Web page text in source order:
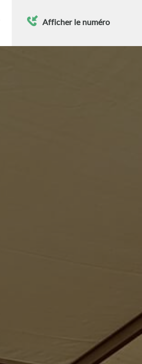
Afficher le numéro